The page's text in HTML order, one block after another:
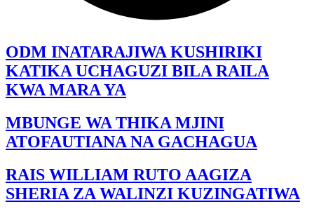
ODM INATARAJIWA KUSHIRIKI
KATIKA UCHAGUZI BILA RAILA
KWA MARA YA
MBUNGE WA THIKA MJINI
ATOFAUTIANA NA GACHAGUA
RAIS WILLIAM RUTO AAGIZA
SHERIA ZA WALINZI KUZINGATIWA